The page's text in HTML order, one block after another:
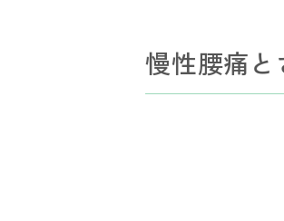
慢性腰痛